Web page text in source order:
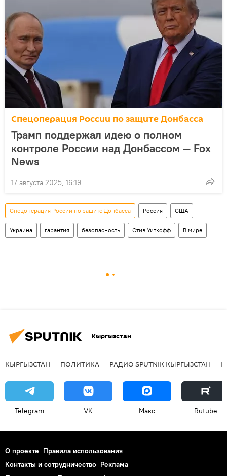
Спецоперация России по защите Донбасса
Трамп поддержал идею о полном
контроле России над Донбассом — Fox
News
17 августа 2025, 16:19
Спецоперация России по защите Донбасса Россия США
Украина гарантия безопасность Стив Уиткофф В мире
Кыргызстан
КЫРГЫЗСТАН ПОЛИТИКА РАДИО SPUTNIK КЫРГЫЗСТАН
Telegram VK Макс Rutube
О проекте Правила использования
Контакты и сотрудничество Реклама